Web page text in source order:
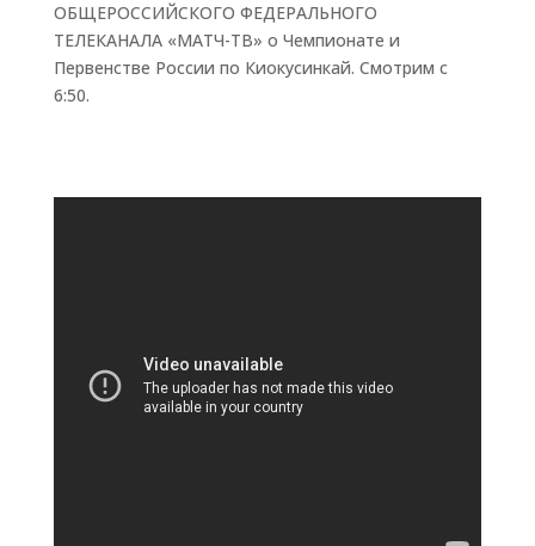
ОБЩЕРОССИЙСКОГО ФЕДЕРАЛЬНОГО
ТЕЛЕКАНАЛА «МАТЧ-ТВ» о Чемпионате и
Первенстве России по Киокусинкай. Смотрим с
6:50.